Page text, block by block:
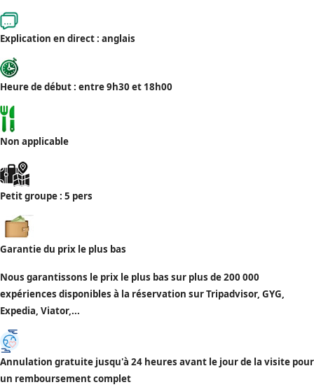
Explication en direct : anglais
Heure de début : entre 9h30 et 18h00
Non applicable
Petit groupe : 5 pers
Garantie du prix le plus bas
Nous garantissons le prix le plus bas sur plus de 200 000
expériences disponibles à la réservation sur Tripadvisor, GYG,
Expedia, Viator,...
Annulation gratuite jusqu'à 24 heures avant le jour de la visite pour
un remboursement complet